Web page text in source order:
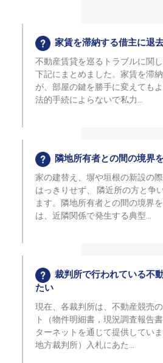
家賃を滞納する借主に退
不動産賃貸を巡るトラブルに関
下記にまとめました。家賃を滞
が、部屋の鍵を勝手に変えても
法的手続によらないで私力
隣地所有者との間の境界
家の建替え、塀や垣根の新設の
はっきりせず、 隣近所の方と争
ます。隣地所有者との間の境界
は、近隣関係で発生する典型
裁判所で行われている不
たい
現在、各裁判所は、不動産競売
ト（物件明細書，現況調査報告
ターネットを通じて提供してい
地方裁判所）入札にあた